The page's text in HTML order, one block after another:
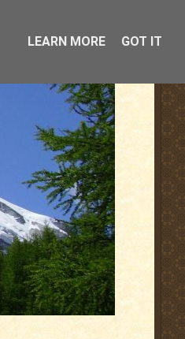
LEARN MORE GOT IT